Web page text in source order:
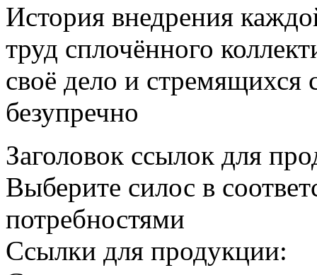
История внедрения
труд сплочённого
своё дело и стремящихся
безупречно
Заголовок ссылок для
Выберите силос в
потребностями
Ссылки для продукции: